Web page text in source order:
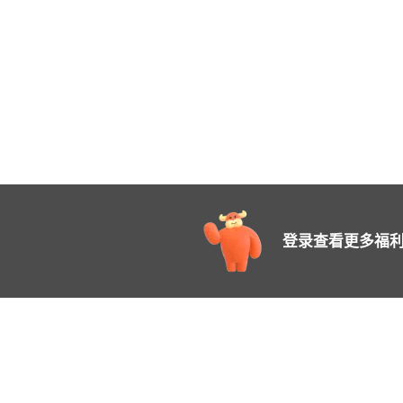
登录查看更多福